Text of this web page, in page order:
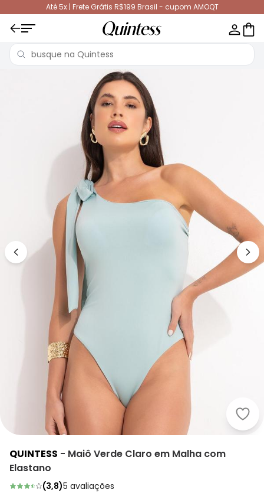
Até 5x | Frete Grátis R$199 Brasil - cupom AMOQT
QUINTESS - Maiô Verde Claro em Malha com
Elastano
(3,8)5 avaliações